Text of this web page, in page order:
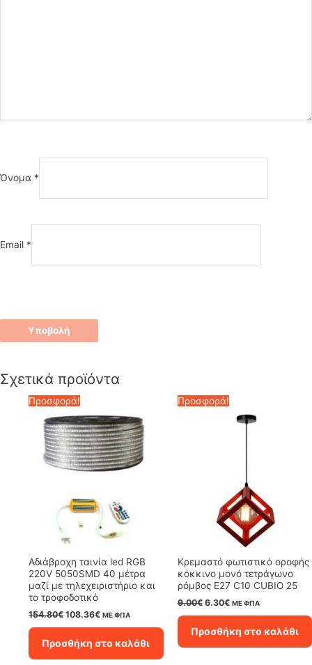
Όνομα *
Email *
Σχετικά προϊόντα
Προσφορά!
Αδιάβροχη ταινία led RGB
220V 5050SMD 40 μέτρα
μαζί με τηλεχειριστήριο και
το τροφοδοτικό
154.80€ Original
price
154.80€.
108.36€Η
τρέχουσα
είναι:
108.36€.
ΜΕ ΦΠΑ
Προσθήκη στο καλάθι
Προσφορά!
Κρεμαστό φωτιστικό οροφής
κόκκινο μονό τετράγωνο
ρόμβος Ε27 C10 CUBIO 25
9.00€ Original
price
9.00€.
6.30€Η
τρέχουσα
είναι:
6.30€.
ΜΕ ΦΠΑ
Προσθήκη στο καλάθι